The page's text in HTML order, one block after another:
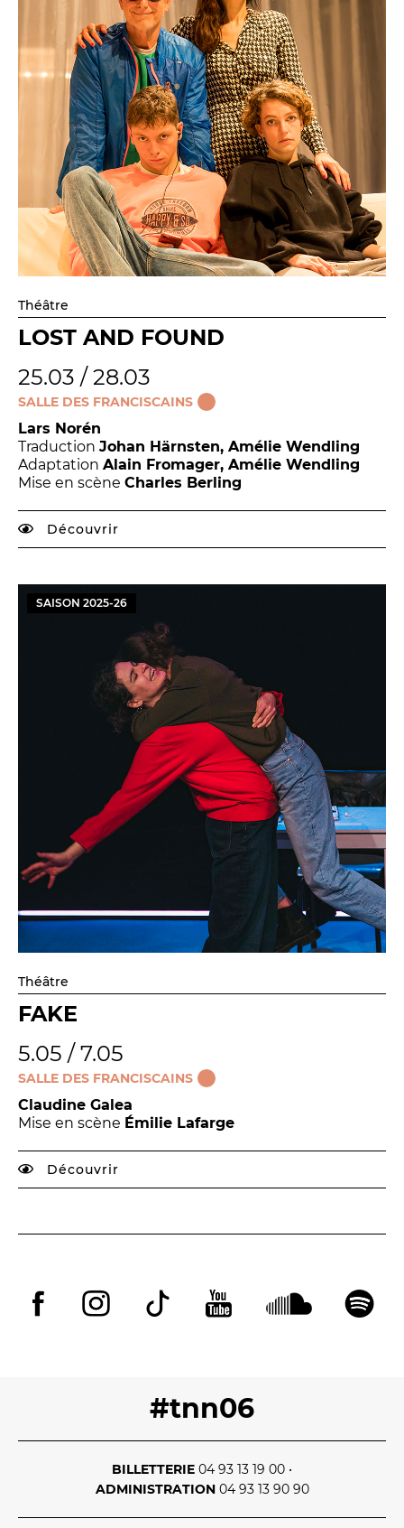
Théâtre
LOST AND FOUND
25.03 / 28.03
SALLE DES FRANCISCAINS
Lars Norén
Traduction Johan Härnsten, Amélie Wendling
Adaptation Alain Fromager, Amélie Wendling
Mise en scène Charles Berling
Découvrir
SAISON 2025-26
Théâtre
FAKE
5.05 / 7.05
SALLE DES FRANCISCAINS
Claudine Galea
Mise en scène Émilie Lafarge
Découvrir
#tnn06
BILLETTERIE 04 93 13 19 00 •
ADMINISTRATION 04 93 13 90 90